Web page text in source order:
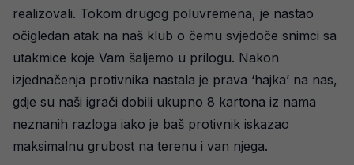
realizovali. Tokom drugog poluvremena, je nastao
očigledan atak na naš klub o čemu svjedoče snimci sa
utakmice koje Vam šaljemo u prilogu. Nakon
izjednačenja protivnika nastala je prava ‘hajka’ na nas,
gdje su naši igrači dobili ukupno 8 kartona iz nama
neznanih razloga iako je baš protivnik iskazao
maksimalnu grubost na terenu i van njega.